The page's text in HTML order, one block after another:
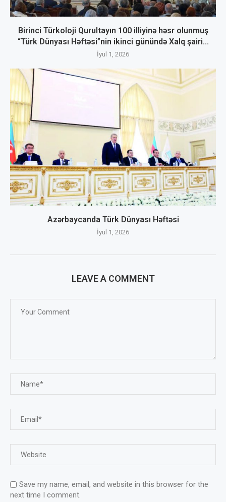
Birinci Türkoloji Qurultayın 100 illiyinə həsr olunmuş
“Türk Dünyası Həftəsi”nin ikinci günündə Xalq şairi...
İyul 1, 2026
Azərbaycanda Türk Dünyası Həftəsi
İyul 1, 2026
LEAVE A COMMENT
Save my name, email, and website in this browser for the
next time I comment.